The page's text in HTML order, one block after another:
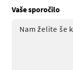
Vaše sporočilo